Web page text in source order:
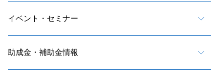
イベント・セミナー
助成金・補助金情報